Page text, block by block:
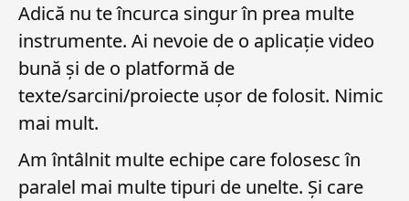
Adică nu te încurca singur în prea multe
instrumente. Ai nevoie de o aplicație video
bună și de o platformă de
texte/sarcini/proiecte ușor de folosit. Nimic
mai mult.
Am întâlnit multe echipe care folosesc în
paralel mai multe tipuri de unelte. Și care